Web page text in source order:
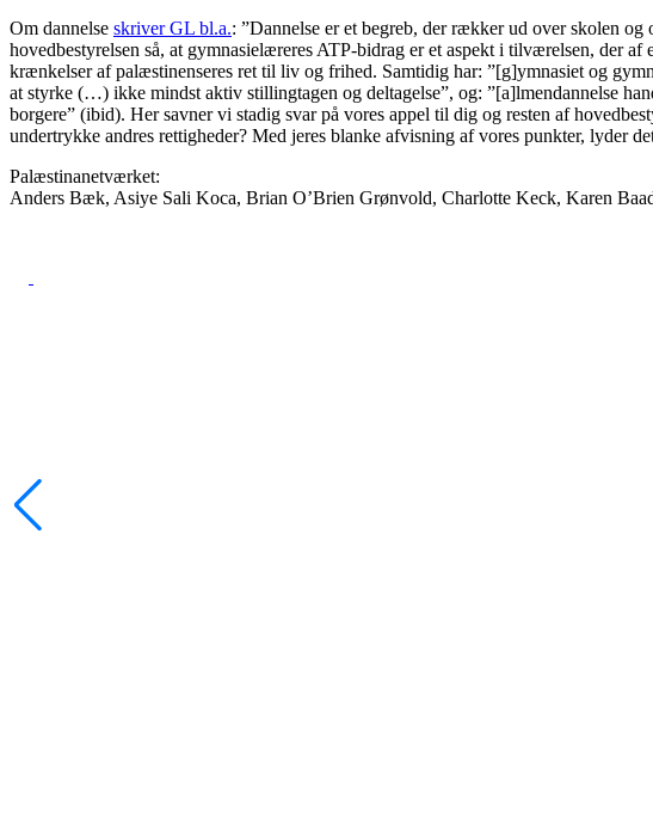
Om dannelse skriver GL bl.a.: ”Dannelse er et begreb, der rækker ud over skolen
hovedbestyrelsen så, at gymnasielæreres ATP-bidrag er et aspekt i tilværelsen, der
krænkelser af palæstinenseres ret til liv og frihed. Samtidig har: ”[g]ymnasiet og
at styrke (…) ikke mindst aktiv stillingtagen og deltagelse”, og: ”[a]lmendannelse
borgere” (ibid). Her savner vi stadig svar på vores appel til dig og resten af
undertrykke andres rettigheder? Med jeres blanke afvisning af vores punkter, lyder
Palæstinanetværket:
Anders Bæk, Asiye Sali Koca, Brian O’Brien Grønvold, Charlotte Keck, Karen